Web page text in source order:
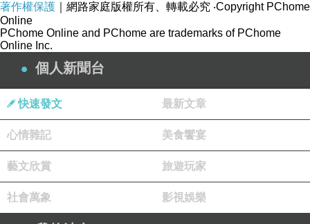
具體內涵）
．自主行動：問問題，開啟孩子探索的能力，但許多
培養「探索問題的思考能力」。書中有認識情緒、關於聰
明、美醜等特質的討論，符合「認識個人特質，發展生命
潛能」。
．溝通互動：閱讀文字可培養「基本語文素養」，活
潑生動的插圖可促進「藝術欣賞的基本素養」。書中多篇
著作權保護 ｜網路家庭版權所有、轉載必究 ‧Copyright PChome
Online
PChome Online and PChome are trademarks of PChome
Online Inc.
個人新聞台
快速發文 最新文章
心情雜記 美食饗宴
藝文欣賞 旅遊玩家
社會萬象 影視娛樂